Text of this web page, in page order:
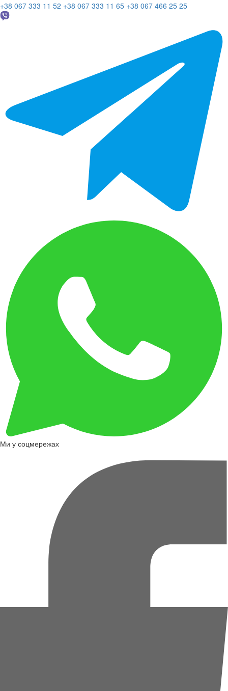
+38 067 333 11 52 +38 067 333 11 65 +38 067 466 25 25
Ми у соцмережах